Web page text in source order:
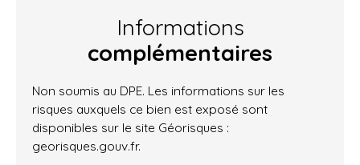
Informations
complémentaires
Non soumis au DPE. Les informations sur les
risques auxquels ce bien est exposé sont
disponibles sur le site Géorisques :
georisques.gouv.fr.